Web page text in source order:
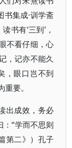
书集成·训学斋
书有‘三到’，
不看仔细，心
，记亦不能久
，眼口岂不到
要。
出成效，务必
：“学而不思则
第二》）孔子